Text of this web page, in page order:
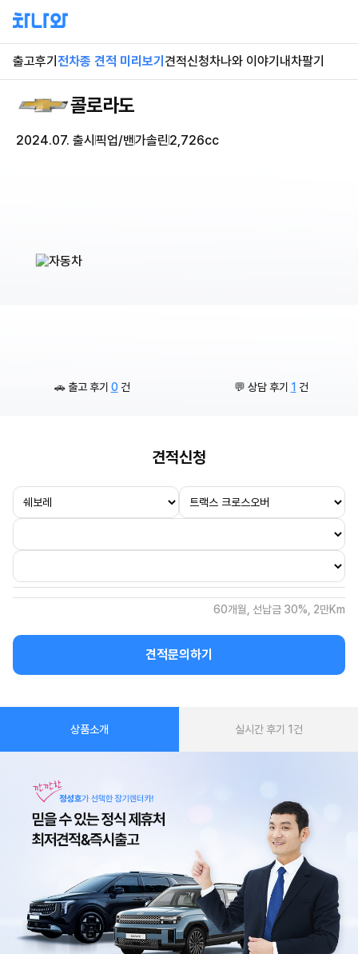
출고후기 전차종 견적 미리보기 견적신청차나와 이야기 내차팔기
콜로라도
2024.07. 출시 픽업/밴가솔린 2,726cc
🚗 출고 후기 0건 💬 상담 후기 1 건
견적신청
60개월, 선납금 30%, 2만Km
견적문의하기
상품소개 실시간 후기 1 건